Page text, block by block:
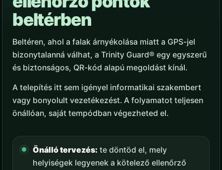
beltérben
Beltéren, ahol a falak árnyékolása miatt a GPS-jel
bizonytalanná válhat, a Trinity Guard® egy egyszerű
és biztonságos, QR-kód alapú megoldást kínál.
A telepítés itt sem igényel informatikai szakembert
vagy bonyolult vezetékezést. A folyamatot teljesen
önállóan, saját tempódban végezheted el.
Önálló tervezés: te döntöd el, mely
helyiségek legyenek a kötelező ellenőrző